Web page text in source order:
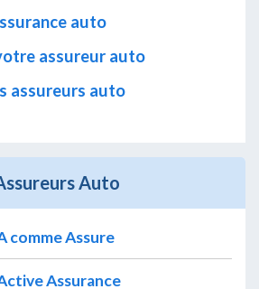
auto
assureur auto
assureurs auto
Auto
comme Assure
Assurance